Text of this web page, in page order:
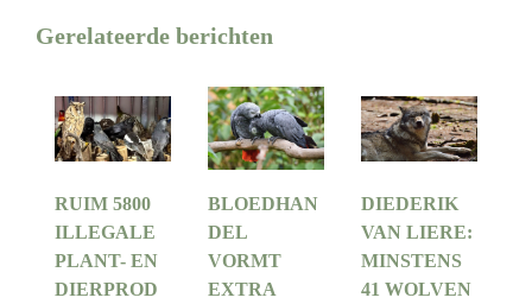
Gerelateerde berichten
RUIM 5800
ILLEGALE
PLANT- EN
DIERPROD
BLOEDHAN
DEL
VORMT
EXTRA
DIEDERIK
VAN LIERE:
MINSTENS
41 WOLVEN